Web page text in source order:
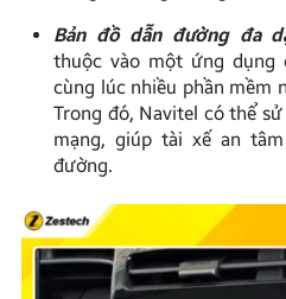
Bản đồ dẫn đường đa
thuộc vào một ứng dụng
cùng lúc nhiều phần mềm
Trong đó, Navitel có thể
mạng, giúp tài xế an
đường.